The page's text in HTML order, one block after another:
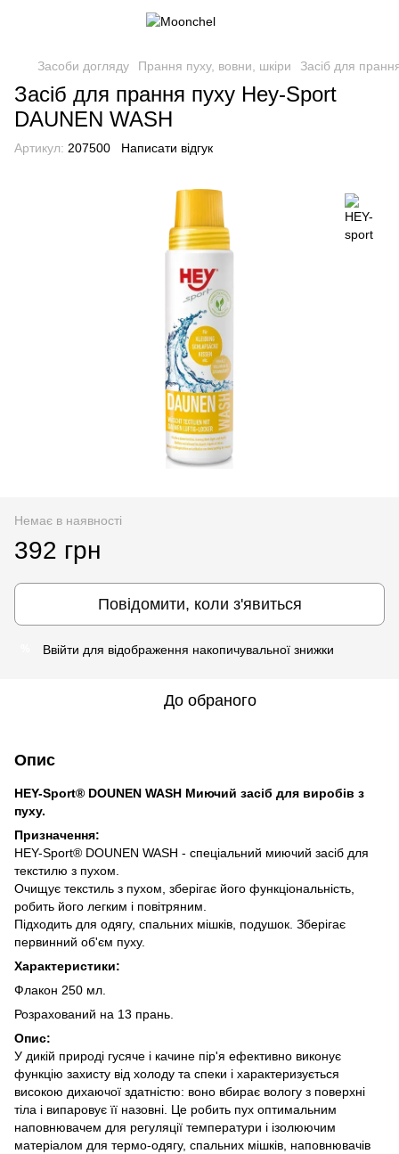
Засоби догляду Прання пуху, вовни, шкіри Засіб для
Засіб для прання пуху Hey-Sport
DAUNEN WASH
Артикул: 207500 Написати відгук
Немає в наявності
392 грн
Повідомити, коли з'явиться
Ввійти для відображення накопичувальної знижки
До обраного
Опис
HEY-Sport® DOUNEN WASH Миючий засіб для виробів з
пуху.
Призначення:
HEY-Sport® DOUNEN WASH - спеціальний миючий засіб для
текстилю з пухом.
Очищує текстиль з пухом, зберігає його функціональність,
робить його легким і повітряним.
Підходить для одягу, спальних мішків, подушок. Зберігає
первинний об'єм пуху.
Характеристики:
Флакон 250 мл.
Розрахований на 13 прань.
Опис:
У дикій природі гусяче і качине пір'я ефективно виконує
функцію захисту від холоду та спеки і характеризується
високою дихаючої здатністю: воно вбирає вологу з поверхні
тіла і випаровує її назовні. Це робить пух оптимальним
наповнювачем для регуляції температури і ізолюючим
матеріалом для термо-одягу, спальних мішків, наповнювачів